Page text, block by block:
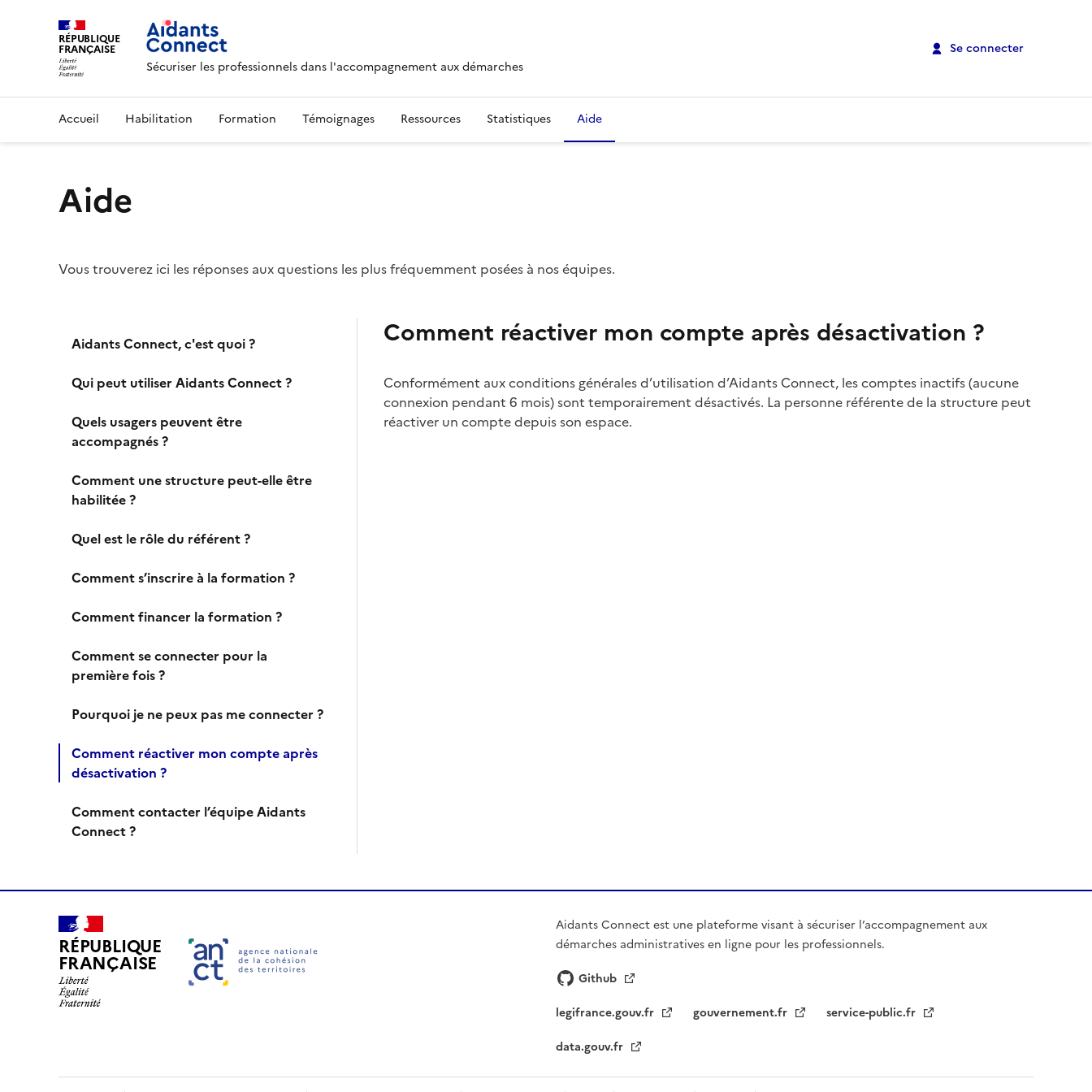
RÉPUBLIQUE
FRANÇAISE
Sécuriser les professionnels dans l'accompagnement aux démarches
Se connecter
Accueil Habilitation Formation Témoignages Ressources Statistiques Aide
Aide
Vous trouverez ici les réponses aux questions les plus fréquemment posées à nos équipes.
Menu de la FAQ
Aidants Connect, c'est quoi ?
Qui peut utiliser Aidants Connect ?
Quels usagers peuvent être
accompagnés ?
Comment une structure peut-elle être
habilitée ?
Quel est le rôle du référent ?
Comment s’inscrire à la formation ?
Comment financer la formation ?
Comment se connecter pour la
première fois ?
Pourquoi je ne peux pas me connecter ?
Comment réactiver mon compte après
désactivation ?
Comment contacter l’équipe Aidants
Connect ?
Comment réactiver mon compte après désactivation ?
Conformément aux conditions générales d’utilisation d’Aidants Connect, les comptes inactifs (aucune
connexion pendant 6 mois) sont temporairement désactivés. La personne référente de la structure peut
réactiver un compte depuis son espace.
RÉPUBLIQUE
FRANÇAISE
Aidants Connect est une plateforme visant à sécuriser l’accompagnement aux
démarches administratives en ligne pour les professionnels.
Github
legifrance.gouv.fr
gouvernement.fr
service-public.fr
data.gouv.fr